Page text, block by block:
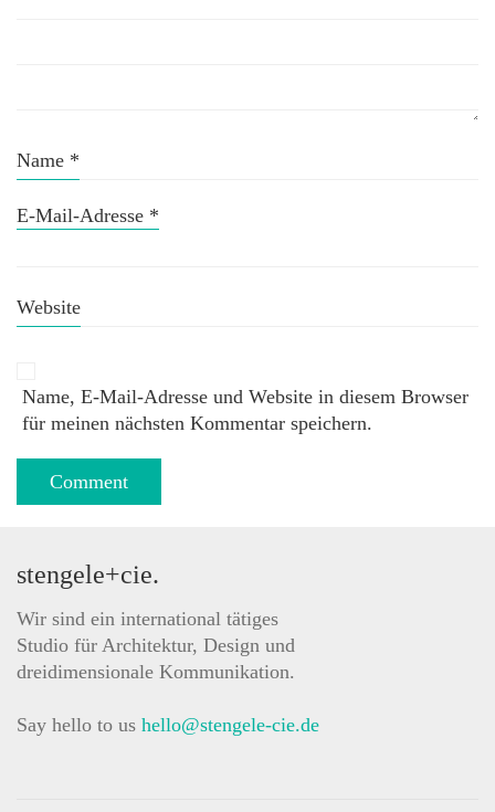
Name *
E-Mail-Adresse *
Website
Name, E-Mail-Adresse und Website in diesem Browser
für meinen nächsten Kommentar speichern.
stengele+cie.
Wir sind ein international tätiges
Studio für Architektur, Design und
dreidimensionale Kommunikation.
Say hello to us hello@stengele-cie.de